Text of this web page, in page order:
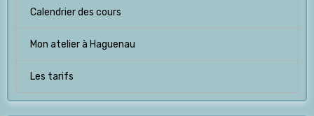
Calendrier des cours
Mon atelier à Haguenau
Les tarifs